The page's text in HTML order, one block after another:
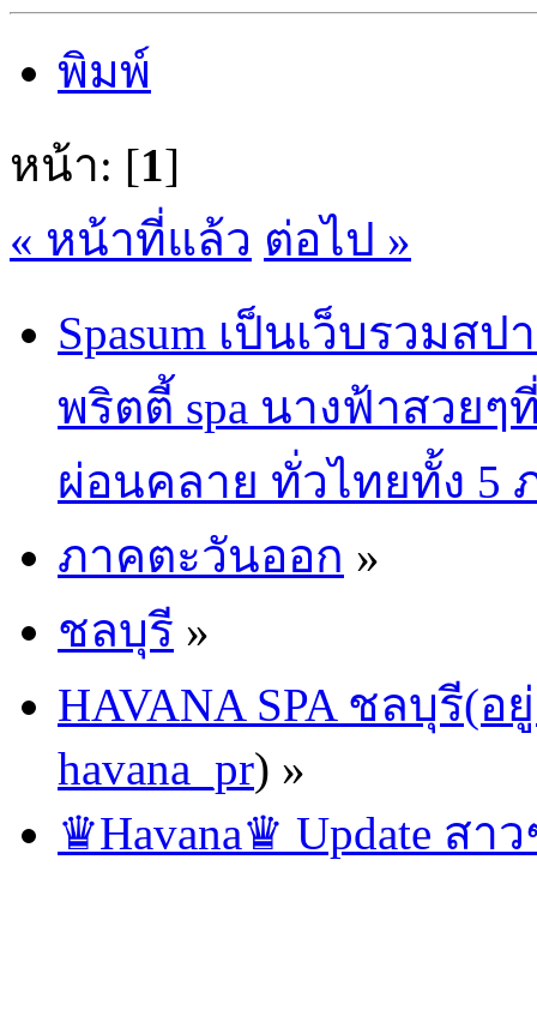
พิมพ์
หน้า: [1]
« หน้าที่แล้ว ต่อไป »
Spasum เป็นเว็บรวม
พริตตี้ spa นางฟ้าสวย
ผ่อนคลาย ทั่วไทยทั้ง 5
ภาคตะวันออก »
ชลบุรี »
HAVANA SPA ชลบุรี(
havana_pr) »
♛Havana♛ Update สา